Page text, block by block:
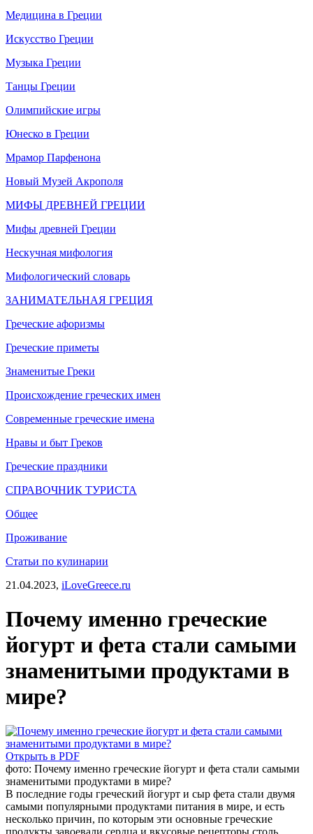
Медицина в Греции
Искусство Греции
Музыка Греции
Танцы Греции
Олимпийские игры
Юнеско в Греции
Мрамор Парфенона
Новый Музей Акрополя
МИФЫ ДРЕВНЕЙ ГРЕЦИИ
Мифы древней Греции
Нескучная мифология
Мифологический словарь
ЗАНИМАТЕЛЬНАЯ ГРЕЦИЯ
Греческие афоризмы
Греческие приметы
Знаменитые Греки
Происхождение греческих имен
Современные греческие имена
Нравы и быт Греков
Греческие праздники
СПРАВОЧНИК ТУРИСТА
Общее
Проживание
Статьи по кулинарии
21.04.2023, iLoveGreece.ru
Почему именно греческие
йогурт и фета стали самыми
знаменитыми продуктами в
мире?
Открыть в PDF
фото: Почему именно греческие йогурт и фета стали самыми
знаменитыми продуктами в мире?
В последние годы греческий йогурт и сыр фета стали двумя
самыми популярными продуктами питания в мире, и есть
несколько причин, по которым эти основные греческие
продукты завоевали сердца и вкусовые рецепторы столь